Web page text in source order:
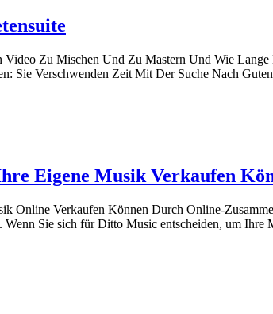
Zu Mischen Und Zu Mastern Und Wie
Sie Verschwenden Zeit Mit Der Suche Nach
Eigene Musik Verkaufen
Online Verkaufen Können Durch Online-
Sie sich für Ditto Music entscheiden, um